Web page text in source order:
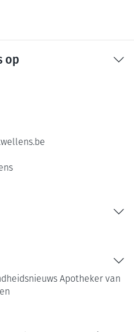
op
Apotheker van